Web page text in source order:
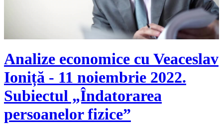
Video
Analize economice cu Veaceslav
Ioniță - 11 noiembrie 2022.
Subiectul „Îndatorarea
persoanelor fizice”